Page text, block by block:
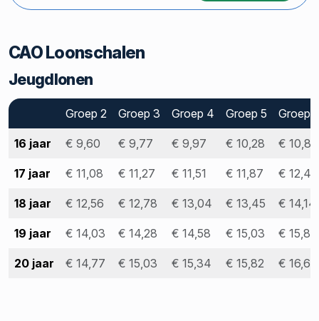
CAO Loonschalen
Jeugdlonen
Groep 2 Groep 3 Groep 4 Groep 5 Groep
16 jaar € 9,60 € 9,77 € 9,97 € 10,28 € 10,81
17 jaar € 11,08 € 11,27 € 11,51 € 11,87 € 12,47
18 jaar € 12,56 € 12,78 € 13,04 € 13,45 € 14,14
19 jaar € 14,03 € 14,28 € 14,58 € 15,03 € 15,80
20 jaar € 14,77 € 15,03 € 15,34 € 15,82 € 16,63